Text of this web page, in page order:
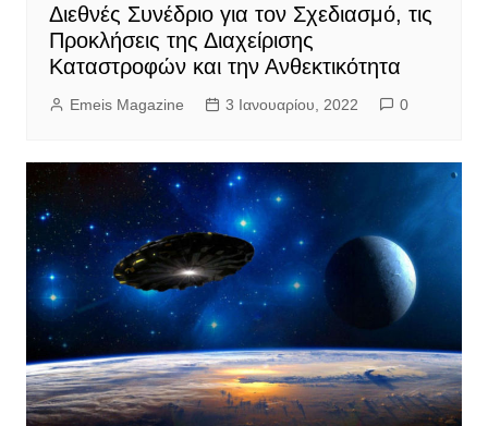
Διεθνές Συνέδριο για τον Σχεδιασμό, τις
Προκλήσεις της Διαχείρισης
Καταστροφών και την Ανθεκτικότητα
Emeis Magazine 3 Ιανουαρίου, 2022 0